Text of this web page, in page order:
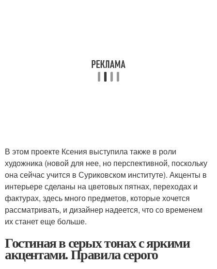
В этом проекте Ксения выступила также в роли
художника (новой для нее, но перспективной, поскольку
она сейчас учится в Суриковском институте). Акценты в
интерьере сделаны на цветовых пятнах, переходах и
фактурах, здесь много предметов, которые хочется
рассматривать, и дизайнер надеется, что со временем
их станет еще больше.
Гостиная в серых тонах с яркими
акцентами. Правила серого